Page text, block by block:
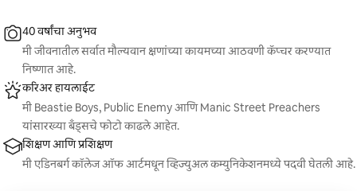
40 वर्षांचा अनुभव
मी जीवनातील सर्वात मौल्यवान क्षणांच्या कायमच्या आठवणी कॅप्चर करण्यात
निष्णात आहे.
करिअर हायलाईट
मी Beastie Boys, Public Enemy आणि Manic Street Preachers
यांसारख्या बँड्सचे फोटो काढले आहेत.
शिक्षण आणि प्रशिक्षण
मी एडिनबर्ग कॉलेज ऑफ आर्टमधून व्हिज्युअल कम्युनिकेशनमध्ये पदवी घेतली आहे.